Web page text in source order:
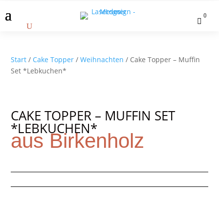

0
Start / Cake Topper /Weihnachten / Cake Topper – Muffin
Set *Lebkuchen*
CAKE TOPPER – MUFFIN SET
*LEBKUCHEN*
aus Birkenholz